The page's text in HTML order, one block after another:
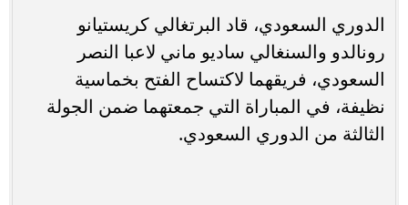
الدوري السعودي، قاد البرتغالي كريستيانو
رونالدو والسنغالي ساديو ماني لاعبا النصر
السعودي، فريقهما لاكتساح الفتح بخماسية
نظيفة، في المباراة التي جمعتهما ضمن الجولة
الثالثة من الدوري السعودي.